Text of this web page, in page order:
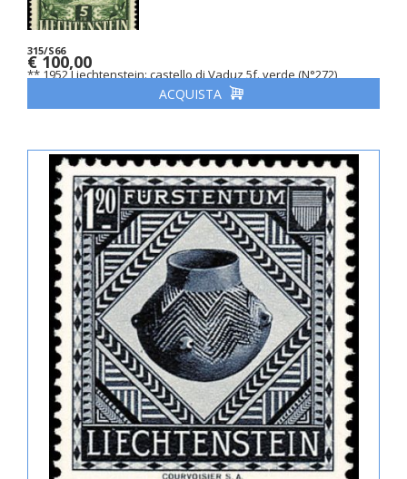
315/S66
** 1952 Liechtenstein: castello di Vaduz 5f. verde (N°272)
€ 100,00
ACQUISTA